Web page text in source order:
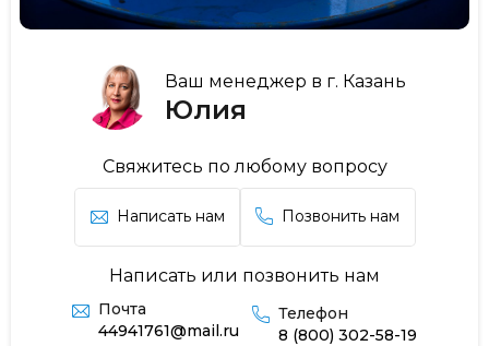
Ваш менеджер в г. Казань
Юлия
Свяжитесь по любому вопросу
Написать нам Позвонить нам
Написать или позвонить нам
Почта
44941761@mail.ru
Телефон
8 (800) 302-58-19